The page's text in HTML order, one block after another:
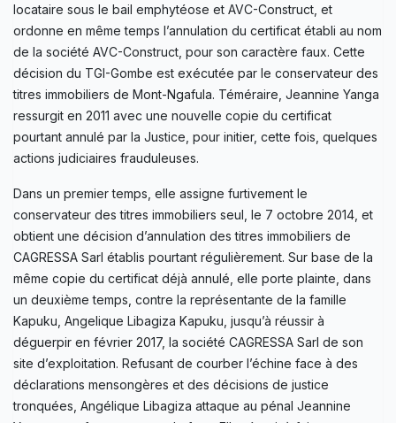
locataire sous le bail emphytéose et AVC-Construct, et
ordonne en même temps l’annulation du certificat établi au nom
de la société AVC-Construct, pour son caractère faux. Cette
décision du TGI-Gombe est exécutée par le conservateur des
titres immobiliers de Mont-Ngafula. Téméraire, Jeannine Yanga
ressurgit en 2011 avec une nouvelle copie du certificat
pourtant annulé par la Justice, pour initier, cette fois, quelques
actions judiciaires frauduleuses.
Dans un premier temps, elle assigne furtivement le
conservateur des titres immobiliers seul, le 7 octobre 2014, et
obtient une décision d’annulation des titres immobiliers de
CAGRESSA Sarl établis pourtant régulièrement. Sur base de la
même copie du certificat déjà annulé, elle porte plainte, dans
un deuxième temps, contre la représentante de la famille
Kapuku, Angelique Libagiza Kapuku, jusqu’à réussir à
déguerpir en février 2017, la société CAGRESSA Sarl de son
site d’exploitation. Refusant de courber l’échine face à des
déclarations mensongères et des décisions de justice
tronquées, Angélique Libagiza attaque au pénal Jeannine